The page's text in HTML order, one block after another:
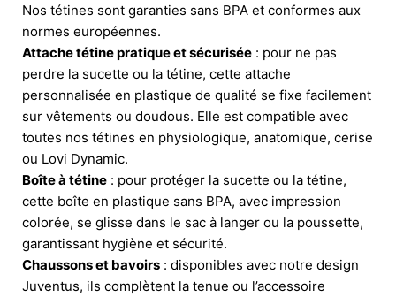
Nos tétines sont garanties sans BPA et conformes aux
normes européennes.
Attache tétine pratique et sécurisée : pour ne pas
perdre la sucette ou la tétine, cette attache
personnalisée en plastique de qualité se fixe facilement
sur vêtements ou doudous. Elle est compatible avec
toutes nos tétines en physiologique, anatomique, cerise
ou Lovi Dynamic.
Boîte à tétine : pour protéger la sucette ou la tétine,
cette boîte en plastique sans BPA, avec impression
colorée, se glisse dans le sac à langer ou la poussette,
garantissant hygiène et sécurité.
Chaussons et bavoirs : disponibles avec notre design
Juventus, ils complètent la tenue ou l’accessoire